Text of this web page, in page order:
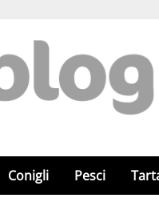
Conigli Pesci